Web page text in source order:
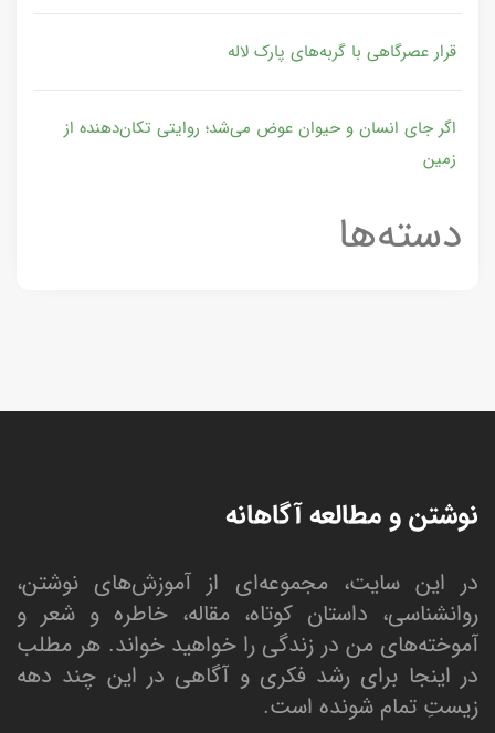
قرار عصرگاهی با گربه‌های پارک لاله
اگر جای انسان و حیوان عوض می‌شد؛ روایتی تکان‌دهنده از
زمین
دسته‌ها
نوشتن و مطالعه آگاهانه
در این سایت، مجموعه‌ای از آموزش‌های نوشتن،
روانشناسی، داستان کوتاه، مقاله، خاطره و شعر و
آموخته‌های من در زندگی را خواهید خواند. هر مطلب
در اینجا برای رشد فکری و آگاهی در این چند دهه
زیستِ تمام شونده است.